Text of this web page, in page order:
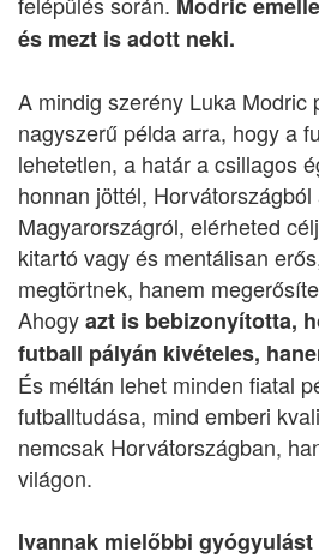
és mezt is adott neki.
A mindig szerény Luka Modric
nagyszerű példa arra, hogy a
lehetetlen, a határ a csillagos
honnan jöttél, Horvátországból
Magyarországról, elérheted
kitartó vagy és mentálisan
megtörtnek, hanem
Ahogyazt is bebizonyította,
futball pályán kivételes,
És méltán lehet minden fiatal
futballtudása, mind emberi
nemcsak Horvátországban,
világon.
Ivannak mielőbbi